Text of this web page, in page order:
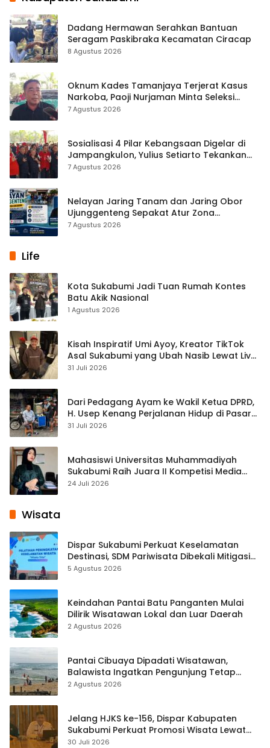
Dadang Hermawan Serahkan Bantuan
Seragam Paskibraka Kecamatan Ciracap
8 Agustus 2026
Oknum Kades Tamanjaya Terjerat Kasus
Narkoba, Paoji Nurjaman Minta Seleksi
Calon Kades Diperketat
7 Agustus 2026
Sosialisasi 4 Pilar Kebangsaan Digelar di
Jampangkulon, Yulius Setiarto Tekankan
Pentingnya Persatuan
7 Agustus 2026
Nelayan Jaring Tanam dan Jaring Obor
Ujunggenteng Sepakat Atur Zona
Penangkapan
7 Agustus 2026
Life
Kota Sukabumi Jadi Tuan Rumah Kontes
Batu Akik Nasional
1 Agustus 2026
Kisah Inspiratif Umi Ayoy, Kreator TikTok
Asal Sukabumi yang Ubah Nasib Lewat Live
Streaming
31 Juli 2026
Dari Pedagang Ayam ke Wakil Ketua DPRD,
H. Usep Kenang Perjalanan Hidup di Pasar
Cisaat
31 Juli 2026
Mahasiswi Universitas Muhammadiyah
Sukabumi Raih Juara II Kompetisi Media
Pembelajaran Digital Tingkat Internasional
24 Juli 2026
Wisata
Dispar Sukabumi Perkuat Keselamatan
Destinasi, SDM Pariwisata Dibekali Mitigasi
hingga Teknik Evakuasi
5 Agustus 2026
Keindahan Pantai Batu Panganten Mulai
Dilirik Wisatawan Lokal dan Luar Daerah
2 Agustus 2026
Pantai Cibuaya Dipadati Wisatawan,
Balawista Ingatkan Pengunjung Tetap
Waspada
2 Agustus 2026
Jelang HJKS ke-156, Dispar Kabupaten
Sukabumi Perkuat Promosi Wisata Lewat
Publikasi Digital
30 Juli 2026